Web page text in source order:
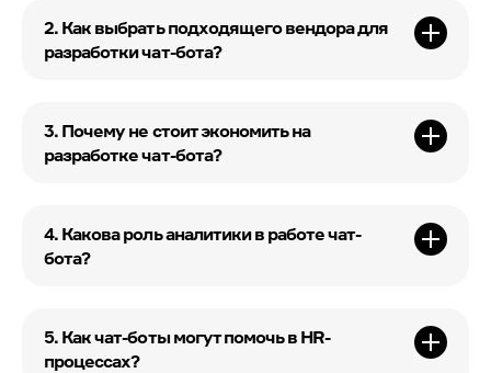
2. Как выбрать подходящего вендора для
разработки чат-бота?
3. Почему не стоит экономить на
разработке чат-бота?
4. Какова роль аналитики в работе чат-
бота?
5. Как чат-боты могут помочь в HR-
процессах?